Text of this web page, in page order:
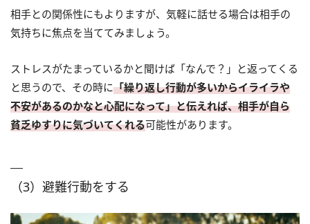
相手との関係性にもよりますが、気軽に話せる場合は相手の
気持ちに焦点を当ててみましょう。
ストレスがたまっているかと聞けば「なんで？」と返ってくる
と思うので、その時に「繰り返し行動が多いからイライラや
不安があるのかなと心配になって」と伝えれば、相手が自ら
貧乏ゆすりに気づいてくれる可能性があります。
（3）避難行動をする